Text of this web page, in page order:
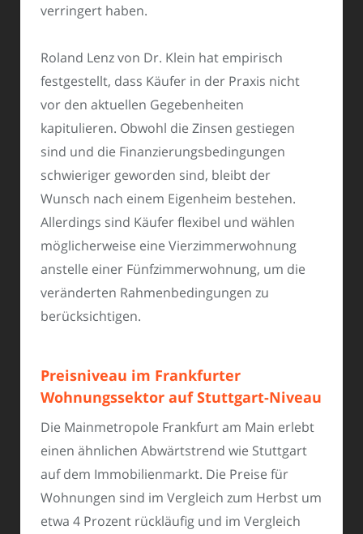
verringert haben.
Roland Lenz von Dr. Klein hat empirisch
festgestellt, dass Käufer in der Praxis nicht
vor den aktuellen Gegebenheiten
kapitulieren. Obwohl die Zinsen gestiegen
sind und die Finanzierungsbedingungen
schwieriger geworden sind, bleibt der
Wunsch nach einem Eigenheim bestehen.
Allerdings sind Käufer flexibel und wählen
möglicherweise eine Vierzimmerwohnung
anstelle einer Fünfzimmerwohnung, um die
veränderten Rahmenbedingungen zu
berücksichtigen.
Preisniveau im Frankfurter
Wohnungssektor auf Stuttgart-Niveau
Die Mainmetropole Frankfurt am Main erlebt
einen ähnlichen Abwärtstrend wie Stuttgart
auf dem Immobilienmarkt. Die Preise für
Wohnungen sind im Vergleich zum Herbst um
etwa 4 Prozent rückläufig und im Vergleich